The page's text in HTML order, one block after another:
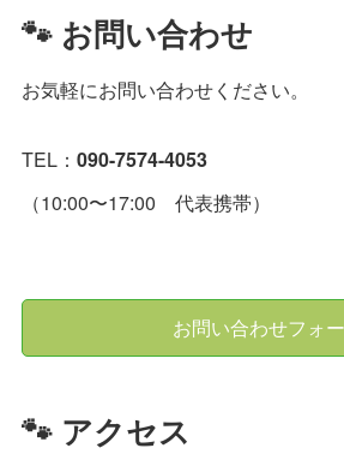
🐾 お問い合わせ
お気軽にお問い合わせください。
TEL：090-7574-4053
（10:00〜17:00 代表携帯）
お問い合わせフォ
🐾 アクセス